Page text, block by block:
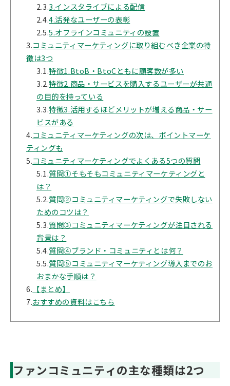
2.3.3.インスタライブによる配信
2.4.4.活発なユーザーの表彰
2.5.5.オフラインコミュニティの設置
3.コミュニティマーケティングに取り組むべき企業の特
徴は3つ
3.1.特徴1.BtoB・BtoCともに顧客数が多い
3.2.特徴2.商品・サービスを購入するユーザーが共通
の目的を持っている
3.3.特徴3.活用するほどメリットが増える商品・サー
ビスがある
4.コミュニティマーケティングの次は、ポイントマーケ
ティングも
5.コミュニティマーケティングでよくある5つの質問
5.1.質問①そもそもコミュニティマーケティングと
は？
5.2.質問②コミュニティマーケティングで失敗しない
ためのコツは？
5.3.質問③コミュニティマーケティングが注目される
背景は？
5.4.質問④ブランド・コミュニティとは何？
5.5.質問⑤コミュニティマーケティング導入までのお
おまかな手順は？
6. 【まとめ】
7.おすすめの資料はこちら
ファンコミュニティの主な種類は2つ